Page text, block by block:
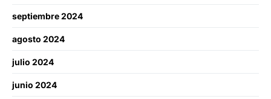
septiembre 2024
agosto 2024
julio 2024
junio 2024